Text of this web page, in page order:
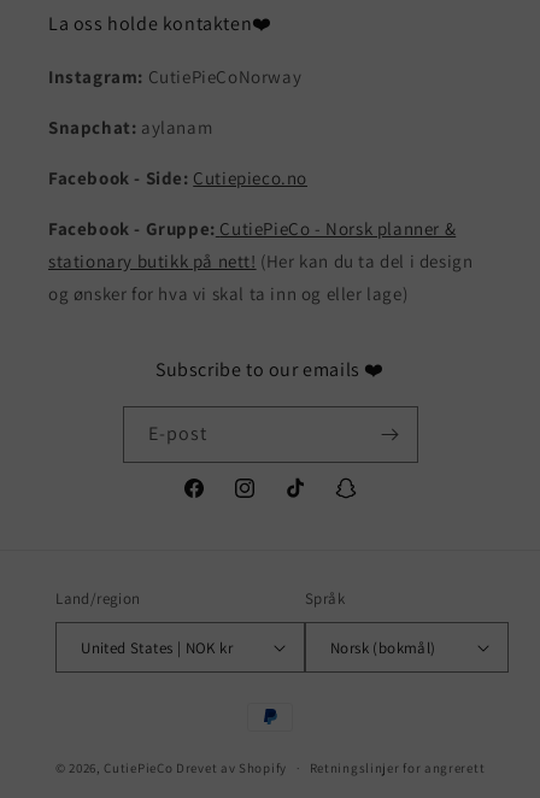
La oss holde kontakten❤️
Instagram: CutiePieCoNorway
Snapchat: aylanam
Facebook - Side: Cutiepieco.no
Facebook - Gruppe: CutiePieCo - Norsk planner &
stationary butikk på nett! (Her kan du ta del i design
og ønsker for hva vi skal ta inn og eller lage)
Subscribe to our emails ❤️
E-post
FacebookInstagramTikTok Snapchat
Land/region
United States | NOK kr
Språk
Norsk (bokmål)
Betalingsmåter
© 2026,CutiePieCo Drevet av Shopify Retningslinjer for angrerett